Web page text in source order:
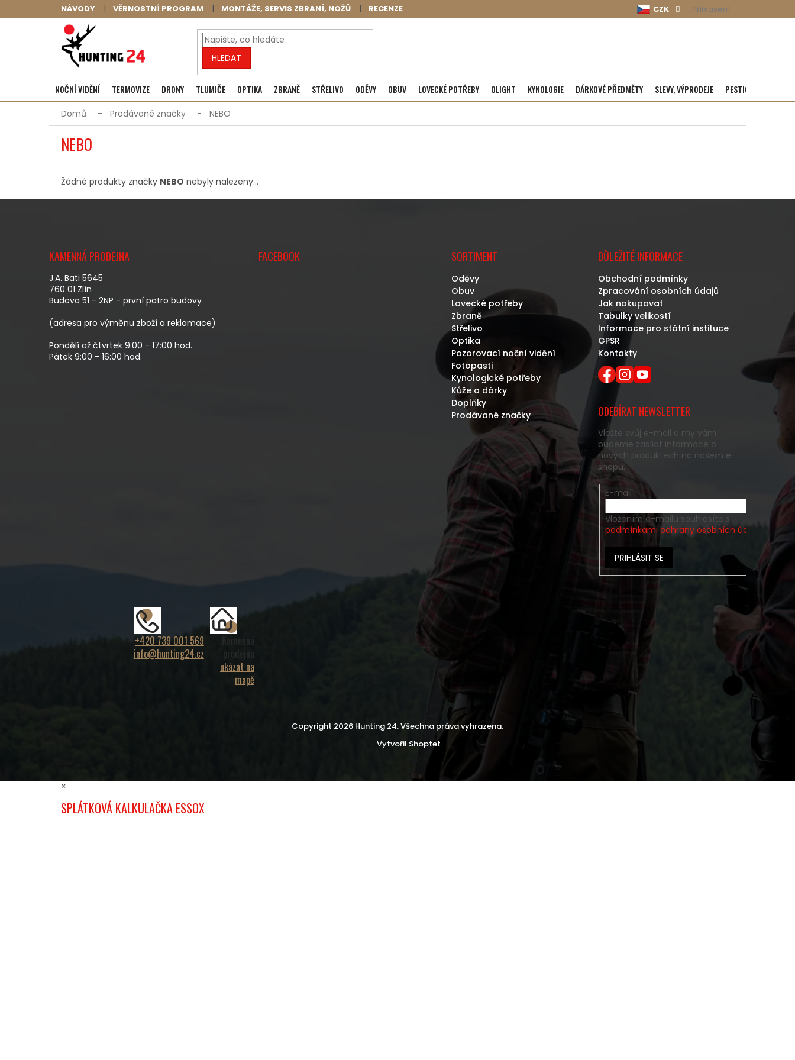
na
NÁVODY VĚRNOSTNÍ PROGRAM MONTÁŽE, SERVIS ZBRANÍ, NOŽŮ RECENZE CZK Přihlášení
HLEDAT
NÁKUPNÍ
KOŠÍK
Prázdný košík
NOČNÍ VIDĚNÍ TERMOVIZE DRONY TLUMIČE OPTIKA ZBRANĚ STŘELIVO ODĚVY OBUV LOVECKÉ POTŘEBY OLIGHT KYNOLOGIE DÁRKOVÉ PŘEDMĚTY SLEVY, VÝPRODEJE PESTICIDY
Domů Prodávané značky NEBO
NEBO
Žádné produkty značky NEBO nebyly nalezeny...
KAMENNÁ PRODEJNA
J.A. Bati 5645
760 01 Zlín
Budova 51 - 2NP - první patro budovy
(adresa pro výměnu zboží a reklamace)
Pondělí až čtvrtek 9:00 - 17:00 hod.
Pátek 9:00 - 16:00 hod.
FACEBOOK SORTIMENT
Oděvy
Obuv
Lovecké potřeby
Zbraně
Střelivo
Optika
Pozorovací noční vidění
Fotopasti
Kynologické potřeby
Kůže a dárky
Doplňky
Prodávané značky
DŮLEŽITÉ INFORMACE
Obchodní podmínky
Zpracování osobních údajů
Jak nakupovat
Tabulky velikostí
Informace pro státní instituce
GPSR
Kontakty
ODEBÍRAT NEWSLETTER
Vložte svůj e-mail a my vám
budeme zasílat informace o
nových produktech na našem e-
shopu.
E-mail
Vložením e-mailu souhlasíte s
podmínkami ochrany osobních údajů
PŘIHLÁSIT SE
+420 739 001 569
info@hunting24.cz
Kamenná
prodejna
ukázat na
mapě
Vytvořil Shoptet
Copyright 2026 Hunting 24. Všechna práva vyhrazena.
×
SPLÁTKOVÁ KALKULAČKA ESSOX